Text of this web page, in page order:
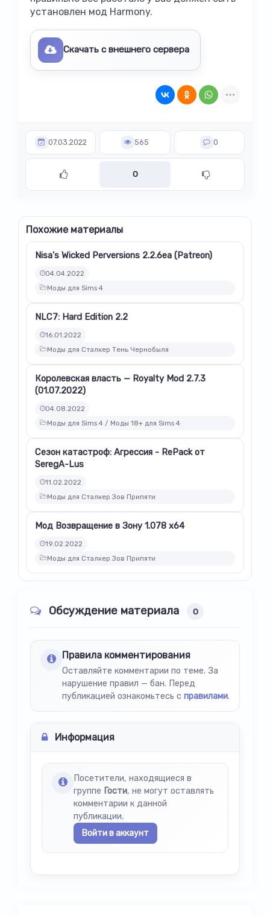
установлен мод Harmony.
Скачать с внешнего сервера
07.03.2022 565 0
0
Похожие материалы
Nisa's Wicked Perversions 2.2.6ea (Patreon)
04.04.2022
Моды для Sims 4
NLC7: Hard Edition 2.2
16.01.2022
Моды для Сталкер Тень Чернобыля
Королевская власть — Royalty Mod 2.7.3
(01.07.2022)
04.08.2022
Моды для Sims 4 / Моды 18+ для Sims 4
Сезон катастроф: Агрессия - RePack от
SeregA-Lus
11.02.2022
Моды для Сталкер Зов Припяти
Мод Возвращение в Зону 1.078 x64
19.02.2022
Моды для Сталкер Зов Припяти
Обсуждение материала 0
Правила комментирования
Оставляйте комментарии по теме. За
нарушение правил — бан. Перед
публикацией ознакомьтесь с правилами.
Информация
Посетители, находящиеся в
группе Гости, не могут оставлять
комментарии к данной
публикации.
Войти в аккаунт